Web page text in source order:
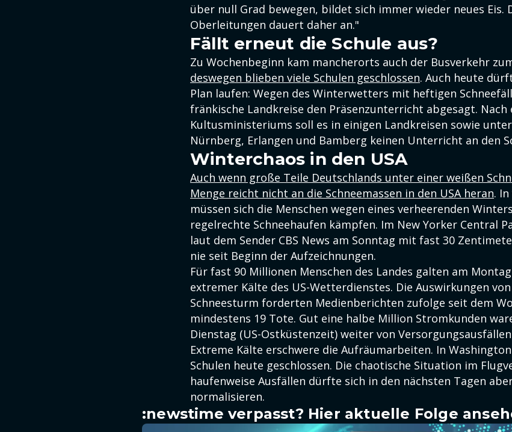
über null Grad bewegen, bildet sich immer wieder neues Eis.
Oberleitungen dauert daher an."
Fällt erneut die Schule aus?
Zu Wochenbeginn kam mancherorts auch der Busverkehr
deswegen blieben viele Schulen geschlossen. Auch heute
Plan laufen: Wegen des Winterwetters mit heftigen
fränkische Landkreise den Präsenzunterricht abgesagt. Nach
Kultusministeriums soll es in einigen Landkreisen sowie
Nürnberg, Erlangen und Bamberg keinen Unterricht an den
Winterchaos in den USA
Auch wenn große Teile Deutschlands unter einer weißen
Menge reicht nicht an die Schneemassen in den USA heran.
müssen sich die Menschen wegen eines verheerenden
regelrechte Schneehaufen kämpfen. Im New Yorker Central
laut dem Sender CBS News am Sonntag mit fast 30
nie seit Beginn der Aufzeichnungen.
Für fast 90 Millionen Menschen des Landes galten am
extremer Kälte des US-Wetterdienstes. Die Auswirkungen
Schneesturm forderten Medienberichten zufolge seit dem
mindestens 19 Tote. Gut eine halbe Million Stromkunden
Dienstag (US-Ostküstenzeit) weiter von
Extreme Kälte erschwere die Aufräumarbeiten. In
Schulen heute geschlossen. Die chaotische Situation im
haufenweise Ausfällen dürfte sich in den nächsten Tagen
normalisieren.
:newstime verpasst? Hier aktuelle Folge